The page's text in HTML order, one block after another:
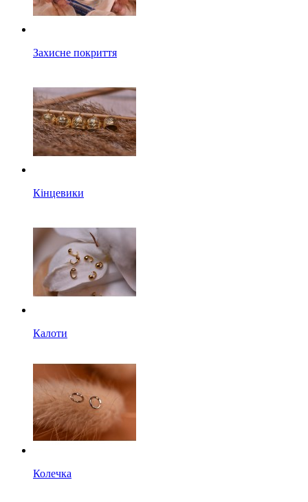
Захисне покриття
Кінцевики
Калоти
Колечка